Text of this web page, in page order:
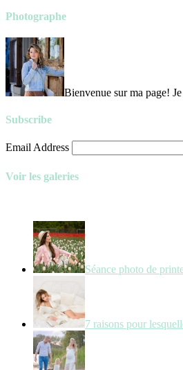
Photographe
Bienvenue sur ma page!
Subscribe
Email Address
Voir les galeries
Séance photo de
7 raisons pour